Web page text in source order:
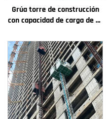
Grúa torre de construcción
con capacidad de carga de 4t
principales: caja de
engranajes, motor de
engranaje, rodamiento